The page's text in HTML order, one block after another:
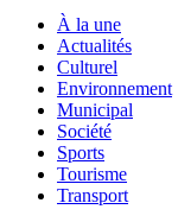
À la une
Actualités
Culturel
Environnement
Municipal
Société
Sports
Tourisme
Transport